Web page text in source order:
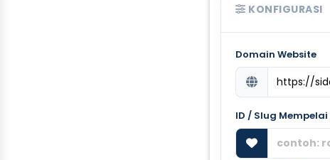
KONFIGURASI
Domain Website
ID / Slug Mempelai